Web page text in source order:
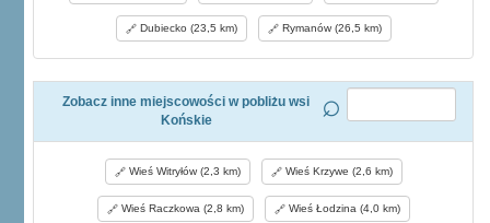
Dubiecko (23,5 km) Rymanów (26,5 km)
Zobacz inne miejscowości w pobliżu wsi
Końskie
Wieś Witryłów (2,3 km) Wieś Krzywe (2,6 km)
Wieś Raczkowa (2,8 km) Wieś Łodzina (4,0 km)